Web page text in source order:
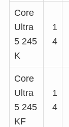
Core
Ultra
5 245
K
1
4
Core
Ultra
5 245
KF
1
4